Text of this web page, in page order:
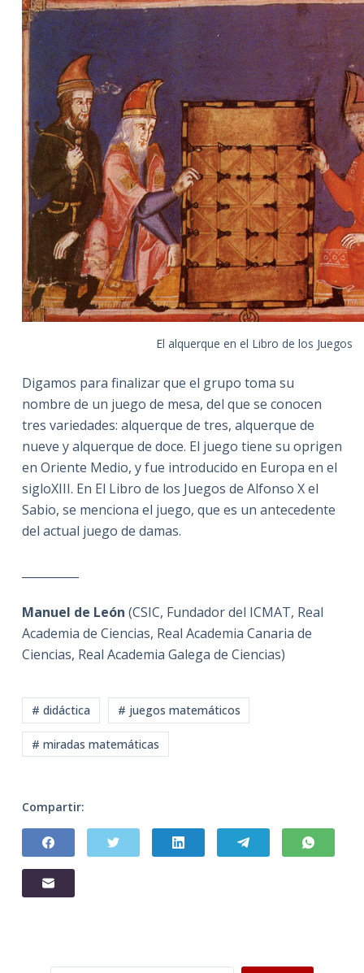
El alquerque en el Libro de los Juegos
Digamos para finalizar que el grupo toma su
nombre de un juego de mesa, del que se conocen
tres variedades: alquerque de tres, alquerque de
nueve y alquerque de doce. El juego tiene su oprigen
en Oriente Medio, y fue introducido en Europa en el
sigloXIII. En El Libro de los Juegos de Alfonso X el
Sabio, se menciona el juego, que es un antecedente
del actual juego de damas.
Manuel de León (CSIC, Fundador del ICMAT, Real
Academia de Ciencias, Real Academia Canaria de
Ciencias, Real Academia Galega de Ciencias)
# didáctica # juegos matemáticos
# miradas matemáticas
Compartir: